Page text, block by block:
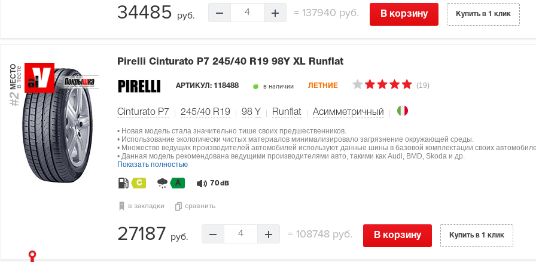
34485 руб. 4 = 137940 руб. В корзину Купить в 1 клик
#2
МЕСТОв тесте
Pirelli Cinturato P7 245/40 R19 98Y XL Runflat
АРТИКУЛ: 118488 в наличии ЛЕТНИЕ (19)
Cinturato P7 245/40 R19 98 Y Runflat Асимметричный
• Новая модель стала значительно тише своих предшественников.
• Использование экологически чистых материалов минимализировало загрязнение окружающей среды.
• Множество ведущих производителей автомобилей используют данные шины в базовой комплектации своих
• Данная модель рекомендована ведущими производителями авто, такими как Audi, BMD, Skoda и др.
Показать полностью
C A 70 dB
в закладки сравнить
27187 руб. 4 =108748 руб. В корзину Купить в 1 клик